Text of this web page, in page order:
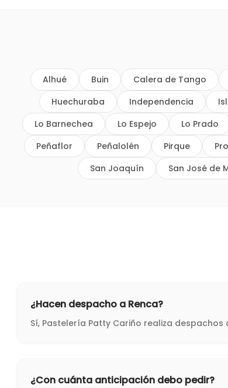
Alhué Buin Calera de Tango
Huechuraba
Independencia
Lo Barnechea
Lo Espejo Lo Prado
Peñaflor
Peñalolén Pirque
San Joaquín
San José de
¿Hacen despacho a Renca?
Sí, Pastelería Patty Cariño realiza
¿Con cuánta anticipación debo pedir?